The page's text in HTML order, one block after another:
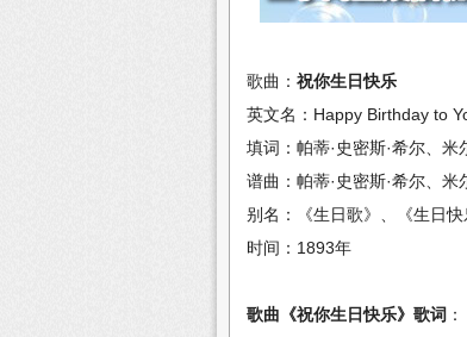
歌曲： 祝你生日快乐
英文名：Happy Birthday to
填词：帕蒂·史密斯·希尔、米
谱曲：帕蒂·史密斯·希尔、米
别名：《生日歌》、《生日快
时间：1893年
歌曲《祝你生日快乐》歌词